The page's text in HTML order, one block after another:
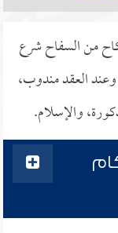
من السفاح شرع
العقد مندوب،
والإسلام.